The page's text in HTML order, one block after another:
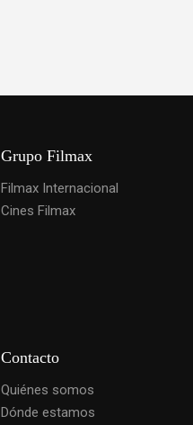
Grupo Filmax
Filmax Internacional
Cines Filmax
Contacto
Quiénes somos
Dónde estamos